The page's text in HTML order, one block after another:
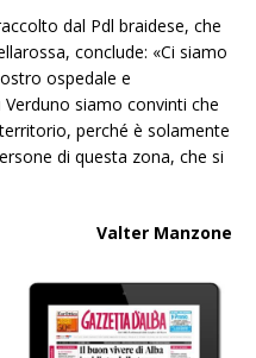
dal Pdl braidese, che
conclude: «Ci siamo
ospedale e
siamo convinti che
perché è solamente
di questa zona, che si
Valter Manzone